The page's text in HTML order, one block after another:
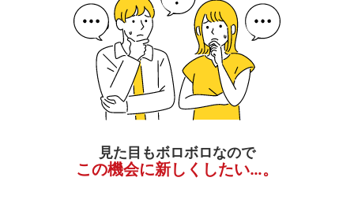
見た目もボロボロなので
この機会に新しくしたい…。